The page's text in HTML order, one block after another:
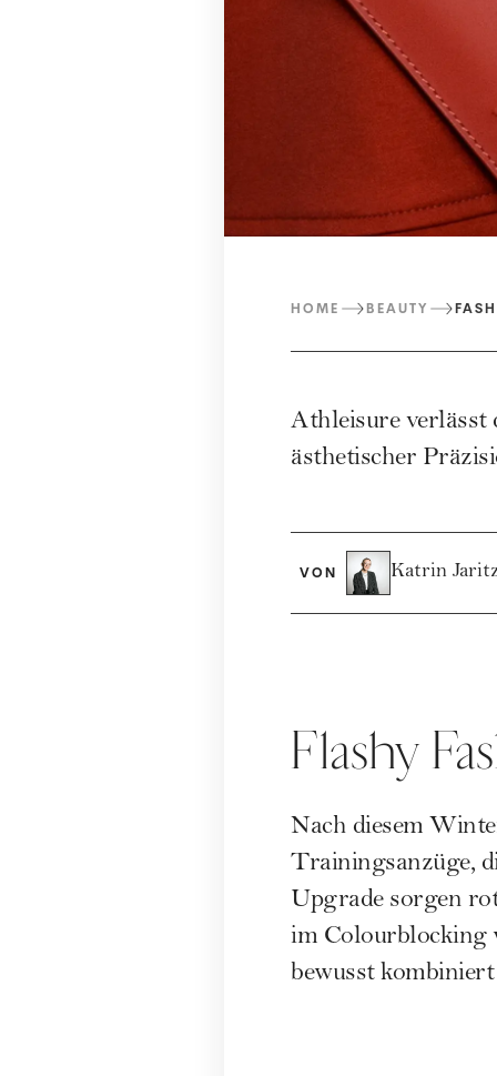
HOME BEAUTY
Athleisure verlässt
ästhetischer
VON Katrin
Flashy
Nach diesem
Trainingsanzüge,
Upgrade sorgen
im Colourblocking
bewusst